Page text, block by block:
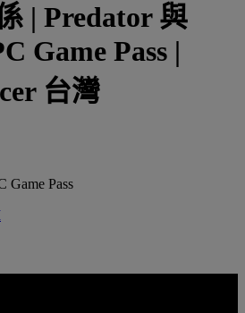
| Predator 與
Game Pass |
台灣
Game Pass